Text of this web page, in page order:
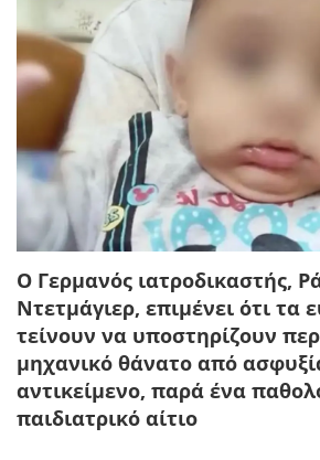
O Γερμανός ιατροδικαστής,
Ντετμάγιερ, επιμένει ότι τα
τείνουν να υποστηρίζουν
μηχανικό θάνατο από
αντικείμενο, παρά ένα
παιδιατρικό αίτιο